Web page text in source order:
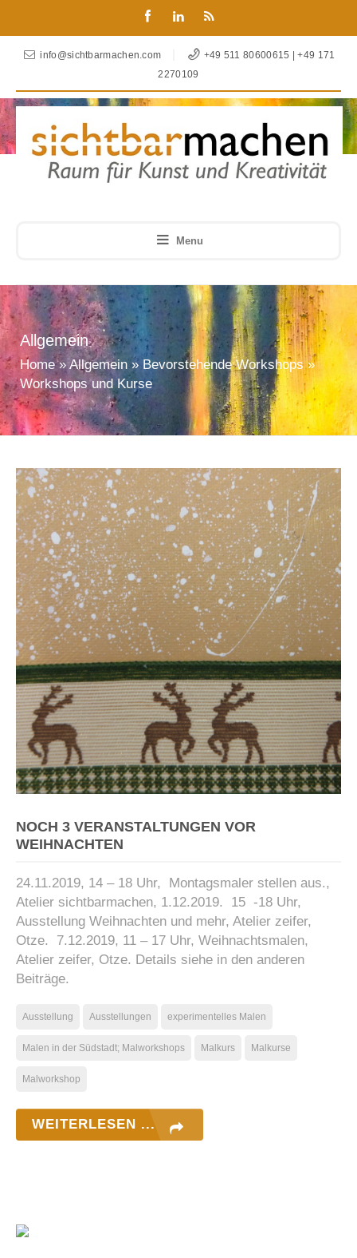
info@sichtbarmachen.com
+49 511 80600615 | +49 171
2270109
Menu
Allgemein
Home » Allgemein » Bevorstehende Workshops »
Workshops und Kurse
NOCH 3 VERANSTALTUNGEN VOR
WEIHNACHTEN
24.11.2019, 14 – 18 Uhr, Montagsmaler stellen aus.,
Atelier sichtbarmachen, 1.12.2019. 15 -18 Uhr,
Ausstellung Weihnachten und mehr, Atelier zeifer,
Otze. 7.12.2019, 11 – 17 Uhr, Weihnachtsmalen,
Atelier zeifer, Otze. Details siehe in den anderen
Beiträge.
Ausstellung Ausstellungen experimentelles Malen
Malen in der Südstadt; Malworkshops Malkurs Malkurse
Malworkshop
WEITERLESEN ...